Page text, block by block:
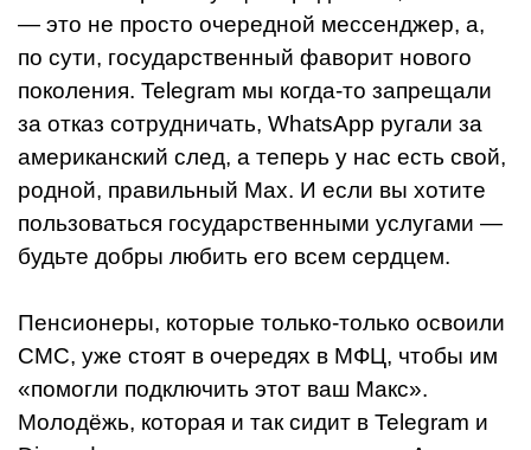
— это не просто очередной мессенджер, а,
по сути, государственный фаворит нового
поколения. Telegram мы когда-то запрещали
за отказ сотрудничать, WhatsApp ругали за
американский след, а теперь у нас есть свой,
родной, правильный Max. И если вы хотите
пользоваться государственными услугами —
будьте добры любить его всем сердцем.
Пенсионеры, которые только-только освоили
СМС, уже стоят в очередях в МФЦ, чтобы им
«помогли подключить этот ваш Макс».
Молодёжь, которая и так сидит в Telegram и